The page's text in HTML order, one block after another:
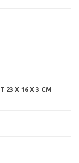
23 X 16 X 3 CM